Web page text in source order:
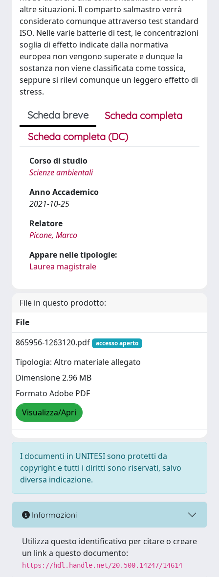
altre situazioni. Il comparto salmastro verrà
considerato comunque attraverso test standard
ISO. Nelle varie batterie di test, le concentrazioni
soglia di effetto indicate dalla normativa
europea non vengono superate e dunque la
sostanza non viene classificata come tossica,
seppure si rilevi comunque un leggero effetto di
stress.
Scheda breve
Scheda completa
Scheda completa (DC)
Corso di studio
Scienze ambientali
Anno Accademico
2021-10-25
Relatore
Picone, Marco
Appare nelle tipologie:
Laurea magistrale
File in questo prodotto:
File
865956-1263120.pdf
accesso aperto
Tipologia: Altro materiale allegato
Dimensione 2.96 MB
Formato Adobe PDF
Visualizza/Apri
I documenti in UNITESI sono protetti da
copyright e tutti i diritti sono riservati, salvo
diversa indicazione.
Informazioni
Utilizza questo identificativo per citare o creare
un link a questo documento:
https://hdl.handle.net/20.500.14247/14614